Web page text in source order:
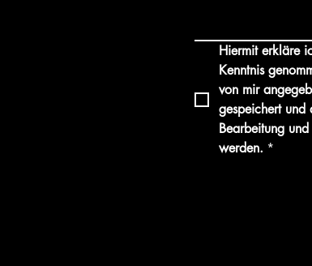
Hiermit erkläre
Kenntnis
von mir
gespeichert und
Bearbeitung
werden. *